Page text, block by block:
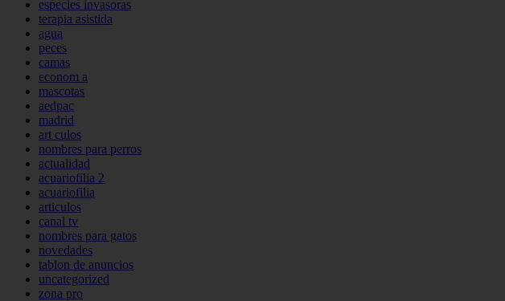
especies invasoras
terapia asistida
agua
peces
camas
econom a
mascotas
aedpac
madrid
art culos
nombres para perros
actualidad
acuariofilia 2
acuariofilia
articulos
canal tv
nombres para gatos
novedades
tablon de anuncios
uncategorized
zona pro